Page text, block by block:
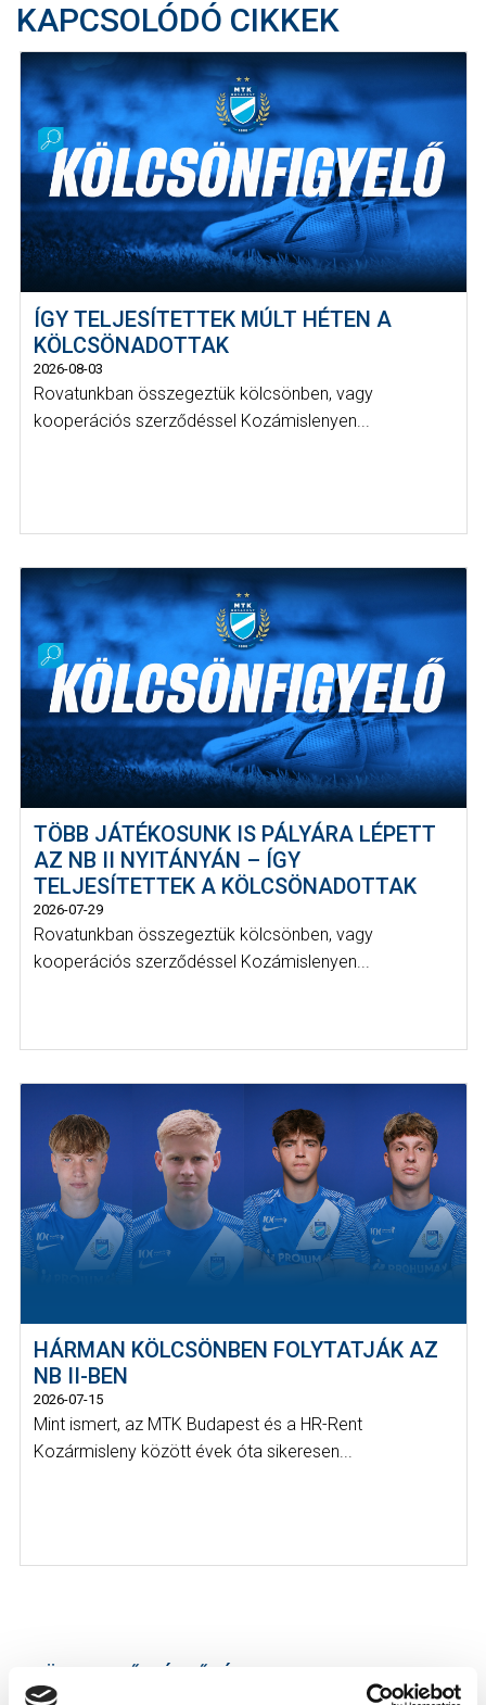
KAPCSOLÓDÓ CIKKEK
ÍGY TELJESÍTETTEK MÚLT HÉTEN A
KÖLCSÖNADOTTAK
2026-08-03
Rovatunkban összegeztük kölcsönben, vagy
kooperációs szerződéssel Kozámislenyen...
TÖBB JÁTÉKOSUNK IS PÁLYÁRA LÉPETT
AZ NB II NYITÁNYÁN – ÍGY
TELJESÍTETTEK A KÖLCSÖNADOTTAK
2026-07-29
Rovatunkban összegeztük kölcsönben, vagy
kooperációs szerződéssel Kozámislenyen...
HÁRMAN KÖLCSÖNBEN FOLYTATJÁK AZ
NB II-BEN
2026-07-15
Mint ismert, az MTK Budapest és a HR-Rent
Kozármisleny között évek óta sikeresen...
KÖVETKEZŐ MÉRKŐZÉS